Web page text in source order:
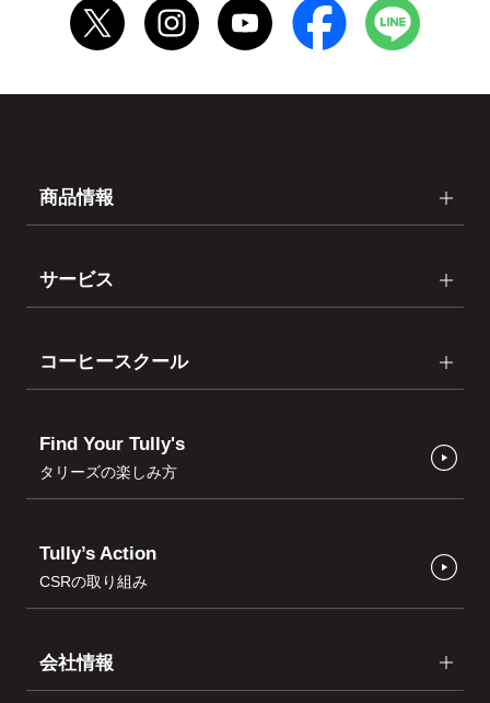
商品情報
サービス
コーヒースクール
Find Your Tully's
タリーズの楽しみ方
Tully’s Action
CSRの取り組み
会社情報